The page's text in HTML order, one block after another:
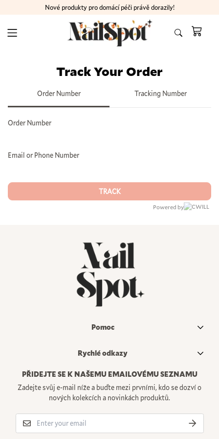
Nové produkty pro domácí péči právě dorazily!
Track Your Order
Order Number Tracking Number
Order Number
Email or Phone Number
TRACK
Powered by
Pomoc
Hledat
FAQS
Sledování Objednávky
Rychlé odkazy
Služby
Obchod
Lookbook
Najít salon
O nás
PŘIDEJTE SE K NAŠEMU EMAILOVÉMU SEZNAMU
Zadejte svůj e-mail níže a buďte mezi prvními, kdo se dozví o
nových kolekcích a novinkách produktů.